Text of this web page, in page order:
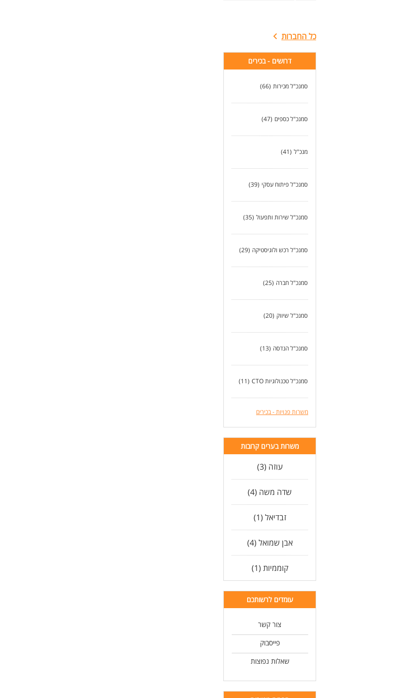
כל החברות
דרושים - בכירים
סמנכ"ל מכירות (66)
סמנכ"ל כספים (47)
מנכ"ל (41)
סמנכ"ל פיתוח עסקי (39)
סמנכ"ל שירות ותפעול (35)
סמנכ"ל רכש ולוגיסטיקה (29)
סמנכ"ל חברה (25)
סמנכ"ל שיווק (20)
סמנכ"ל הנדסה (13)
סמנכ"ל טכנולוגיות CTO (11)
משרות פנויות - בכירים
משרות בערים קרובות
עוזה (3)
שדה משה (4)
זבדיאל (1)
אבן שמואל (4)
קוממיות (1)
עומדים לרשותכם
צור קשר
פייסבוק
שאלות נפוצות